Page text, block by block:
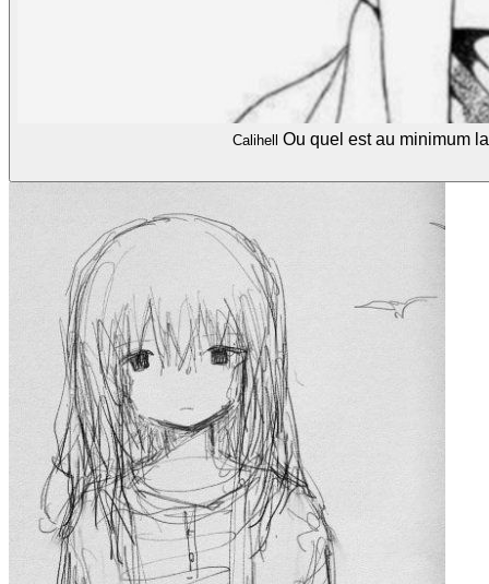
Calihell Ou quel est au minimum